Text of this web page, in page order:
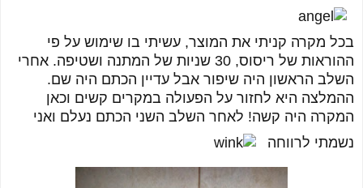
בכל מקרה קניתי את המוצר, עשיתי בו שימוש על פי
ההוראות של ריסוס, 30 שניות של המתנה ושטיפה. אחרי
השלב הראשון היה שיפור אבל עדיין הכתם היה שם.
ההמלצה היא לחזור על הפעולה במקרים קשים וכאן
המקרה היה קשה! לאחר השלב השני הכתם נעלם ואני
נשמתי לרווחה